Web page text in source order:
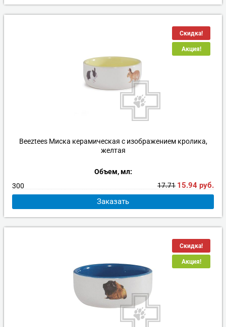
Скидка!
Акция!
Beeztees Миска керамическая с изображением кролика,
желтая
Объем, мл:
300
17.71 15.94 руб.
Заказать
Скидка!
Акция!